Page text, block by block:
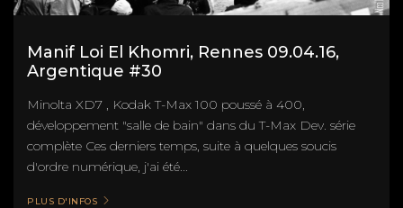
Manif Loi El Khomri, Rennes 09.04.16,
Argentique #30
Minolta XD7 , Kodak T-Max 100 poussé à 400,
développement "salle de bain" dans du T-Max Dev. série
complète Ces derniers temps, suite à quelques soucis
d'ordre numérique, j'ai été...
PLUS D'INFOS